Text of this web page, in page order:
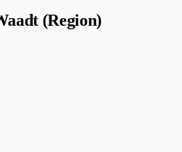
(Region)